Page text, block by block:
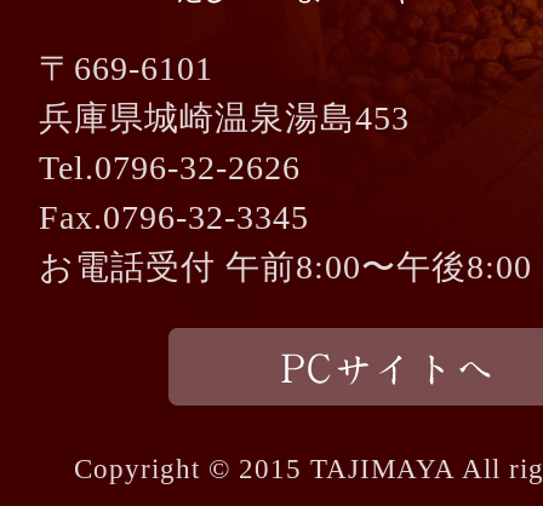
〒669-6101
兵庫県城崎温泉湯島453
Tel.0796-32-2626
Fax.0796-32-3345
お電話受付 午前8:00〜午後8:00
Copyright © 2015 TAJIMAYA All